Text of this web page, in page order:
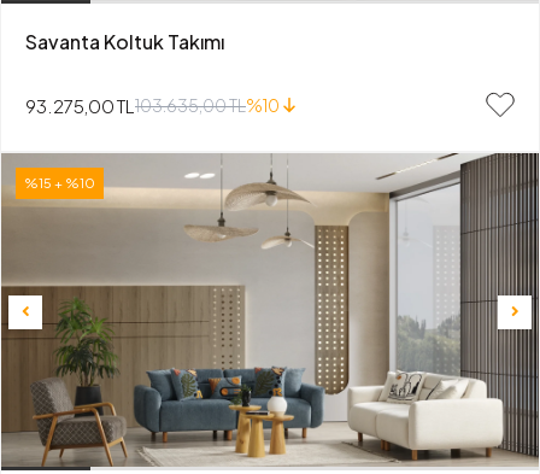
Savanta Koltuk Takımı
93.275,00 TL 103.635,00 TL%10
%15 + %10